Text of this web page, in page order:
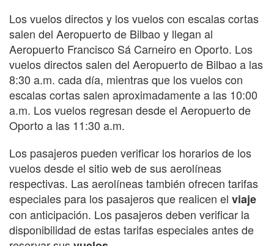
Los vuelos directos y los vuelos con escalas cortas
salen del Aeropuerto de Bilbao y llegan al
Aeropuerto Francisco Sá Carneiro en Oporto. Los
vuelos directos salen del Aeropuerto de Bilbao a las
8:30 a.m. cada día, mientras que los vuelos con
escalas cortas salen aproximadamente a las 10:00
a.m. Los vuelos regresan desde el Aeropuerto de
Oporto a las 11:30 a.m.
Los pasajeros pueden verificar los horarios de los
vuelos desde el sitio web de sus aerolíneas
respectivas. Las aerolíneas también ofrecen tarifas
especiales para los pasajeros que realicen el viaje
con anticipación. Los pasajeros deben verificar la
disponibilidad de estas tarifas especiales antes de